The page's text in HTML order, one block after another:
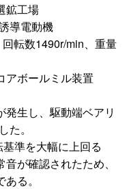
鉱工場
導電動機
転数1490r/min、重量
アボールミル装置
生し、駆動端ベアリ
。
準を大幅に上回る
が確認されたため、
る。